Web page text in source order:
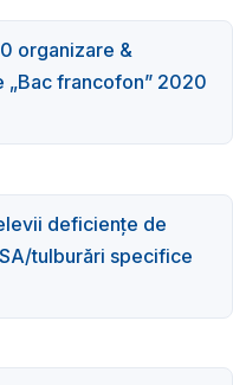
organizare &
francofon” 2020
deficiențe de
tulburări specifice